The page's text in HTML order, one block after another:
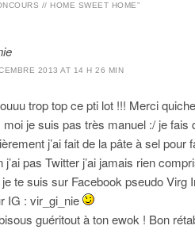
// HOME SWEET HOME”
2013 AT 14 H 26 MIN
trop top ce pti lot !!! Merci
moi je suis pas très manuel :/ je
j’ai fait de la pâte à sel
j’ai pas Twitter j’ai jamais rien
te suis sur Facebook pseudo Virg
IG : vir_gi_nie
guéritout à ton ewok ! Bon